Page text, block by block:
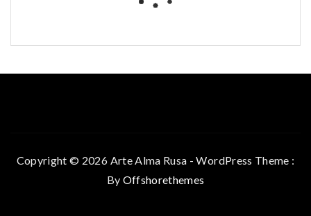
Copyright © 2026 Arte Alma Rusa - WordPress Theme :
By Offshorethemes